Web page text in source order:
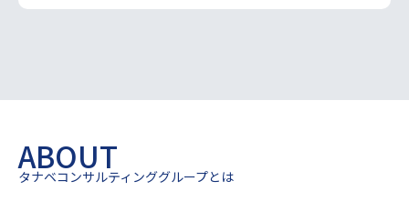
ABOUT
タナベコンサルティンググループとは